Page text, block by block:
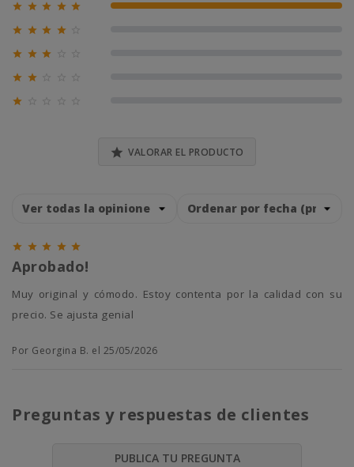
     100% (1)
   
  
 

 VALORAR EL PRODUCTO
    
Aprobado!
Muy original y cómodo. Estoy contenta por la calidad con su
precio. Se ajusta genial
Por Georgina B. el 25/05/2026
Preguntas y respuestas de clientes
PUBLICA TU PREGUNTA